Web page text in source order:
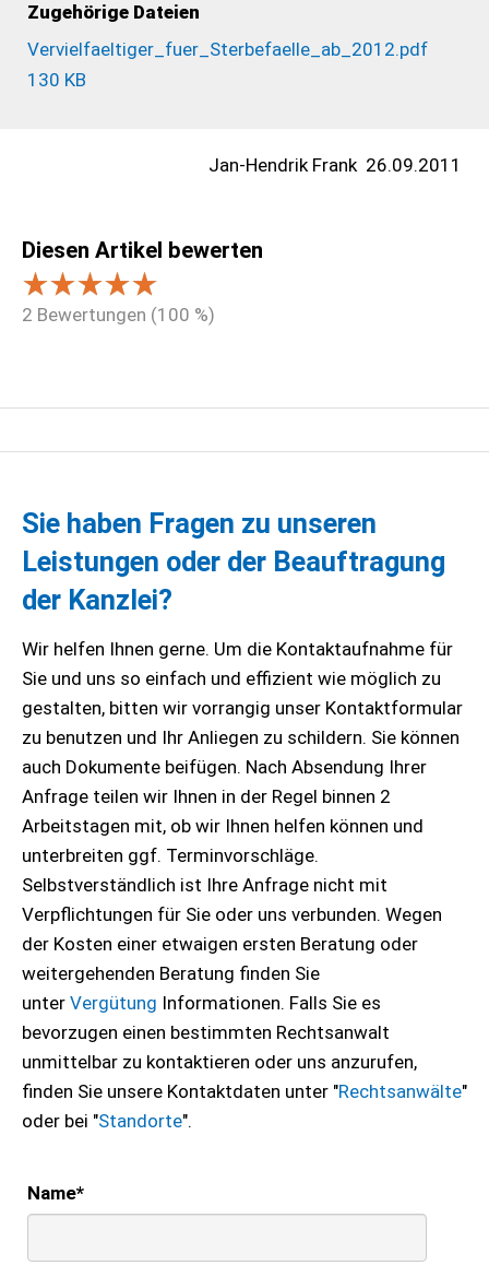
Zugehörige Dateien
Vervielfaeltiger_fuer_Sterbefaelle_ab_2012.pdf
130 KB
Jan-Hendrik Frank 26.09.2011
Diesen Artikel bewerten
2 Bewertungen (100 %)
Sie haben Fragen zu unseren
Leistungen oder der Beauftragung
der Kanzlei?
Wir helfen Ihnen gerne. Um die Kontaktaufnahme für
Sie und uns so einfach und effizient wie möglich zu
gestalten, bitten wir vorrangig unser Kontaktformular
zu benutzen und Ihr Anliegen zu schildern. Sie können
auch Dokumente beifügen. Nach Absendung Ihrer
Anfrage teilen wir Ihnen in der Regel binnen 2
Arbeitstagen mit, ob wir Ihnen helfen können und
unterbreiten ggf. Terminvorschläge.
Selbstverständlich ist Ihre Anfrage nicht mit
Verpflichtungen für Sie oder uns verbunden. Wegen
der Kosten einer etwaigen ersten Beratung oder
weitergehenden Beratung finden Sie
unter Vergütung Informationen. Falls Sie es
bevorzugen einen bestimmten Rechtsanwalt
unmittelbar zu kontaktieren oder uns anzurufen,
finden Sie unsere Kontaktdaten unter "Rechtsanwälte"
oder bei "Standorte".
Name*